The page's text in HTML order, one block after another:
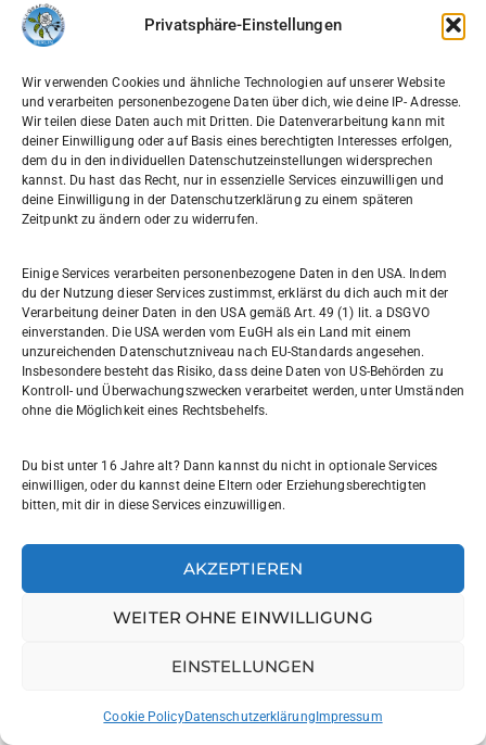
Privatsphäre-Einstellungen
Wir verwenden Cookies und ähnliche Technologien auf unserer Website
und verarbeiten personenbezogene Daten über dich, wie deine IP- Adresse.
Wir teilen diese Daten auch mit Dritten. Die Datenverarbeitung kann mit
deiner Einwilligung oder auf Basis eines berechtigten Interesses erfolgen,
dem du in den individuellen Datenschutzeinstellungen widersprechen
kannst. Du hast das Recht, nur in essenzielle Services einzuwilligen und
deine Einwilligung in der Datenschutzerklärung zu einem späteren
Zeitpunkt zu ändern oder zu widerrufen.
Einige Services verarbeiten personenbezogene Daten in den USA. Indem
du der Nutzung dieser Services zustimmst, erklärst du dich auch mit der
Verarbeitung deiner Daten in den USA gemäß Art. 49 (1) lit. a DSGVO
einverstanden. Die USA werden vom EuGH als ein Land mit einem
unzureichenden Datenschutzniveau nach EU-Standards angesehen.
Insbesondere besteht das Risiko, dass deine Daten von US-Behörden zu
Kontroll- und Überwachungszwecken verarbeitet werden, unter Umständen
ohne die Möglichkeit eines Rechtsbehelfs.
Du bist unter 16 Jahre alt? Dann kannst du nicht in optionale Services
einwilligen, oder du kannst deine Eltern oder Erziehungsberechtigten
bitten, mit dir in diese Services einzuwilligen.
AKZEPTIEREN
WEITER OHNE EINWILLIGUNG
EINSTELLUNGEN
Cookie PolicyDatenschutzerklärung Impressum
Bühnentechnik
Deutsch
Diversity
DS
Englisch
Evangelischer Religionsunterricht
Französisch
Geographie
Geschichte
Gesellschaftswissenschaften
Kunst
Medizin
Politik
Profil Literatur und Medien
Schüleraustausche
SoR-SmC